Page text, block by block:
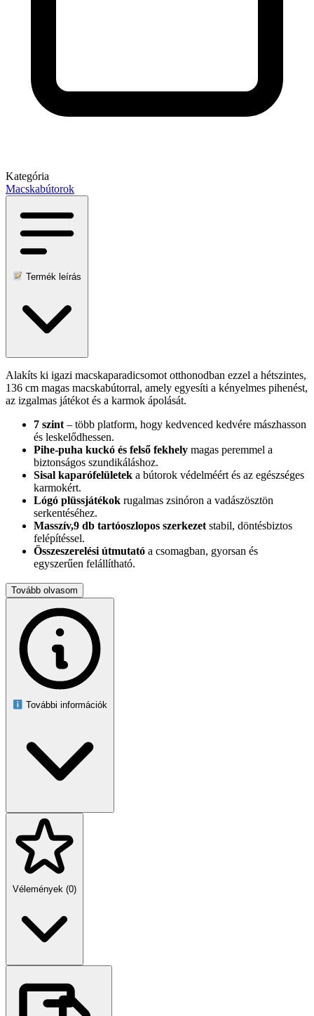
Kategória
Macskabútorok
Termék leírás
Alakíts ki igazi macskaparadicsomot otthonodban ezzel a hétszintes,
136 cm magas macskabútorral, amely egyesíti a kényelmes pihenést,
az izgalmas játékot és a karmok ápolását.
7 szint – több platform, hogy kedvenced kedvére mászhasson
és leskelődhessen.
Pihe-puha kuckó és felső fekhely magas peremmel a
biztonságos szundikáláshoz.
Sisal kaparófelületek a bútorok védelméért és az egészséges
karmokért.
Lógó plüssjátékok rugalmas zsinóron a vadászösztön
serkentéséhez.
Masszív,9 db tartóoszlopos szerkezet stabil, döntésbiztos
felépítéssel.
Összeszerelési útmutató a csomagban, gyorsan és
egyszerűen felállítható.
Méretek(szé × mé × ma): alap 49 × 35 cm, kuckó Ø30 × 29 cm,
felső ágy 32 × 32 × 2,5 cm, teljes magasság 136 cm.
Praktikus megoldás egy- vagy többmacskás háztartásokba, ahol
fontos a tartósság, a helytakarékosság és a macskák boldogsága.
Tovább olvasom
További információk
Vélemények (0)